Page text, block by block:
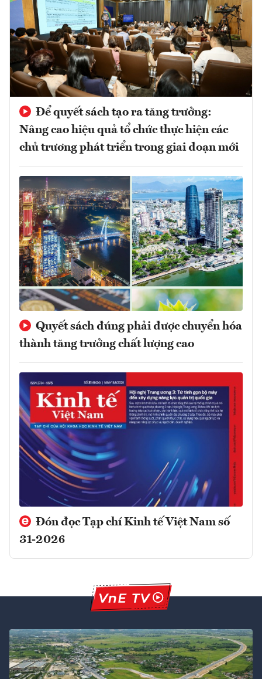
Để quyết sách tạo ra tăng trưởng:
Nâng cao hiệu quả tổ chức thực hiện các
chủ trương phát triển trong giai đoạn mới
Quyết sách đúng phải được chuyển hóa
thành tăng trưởng chất lượng cao
Đón đọc Tạp chí Kinh tế Việt Nam số
31-2026